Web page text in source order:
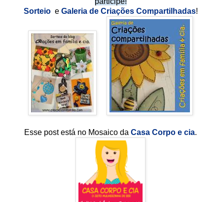
Sorteio e Galeria de Criações Compartilhadas!
Esse post está no Mosaico da Casa Corpo e cia.